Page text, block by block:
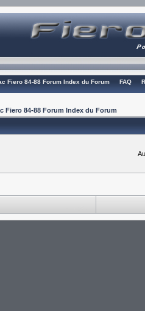
Fiero 84-88 Forum Index du Forum FAQ
Fiero 84-88 Forum Index du Forum